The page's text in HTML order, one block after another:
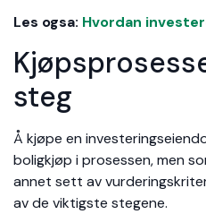
Les ogsa: Hvordan
steg
Å kjøpe en
boligkjøp i prosessen, men
annet sett av
av de viktigste stegene.